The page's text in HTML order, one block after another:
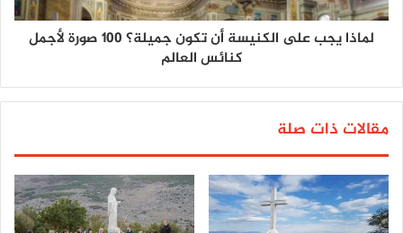
لماذا يجب على الكنيسة أن تكون جميلة؟ 100 صورة لأجمل
كنائس العالم
مقالات ذات صلة